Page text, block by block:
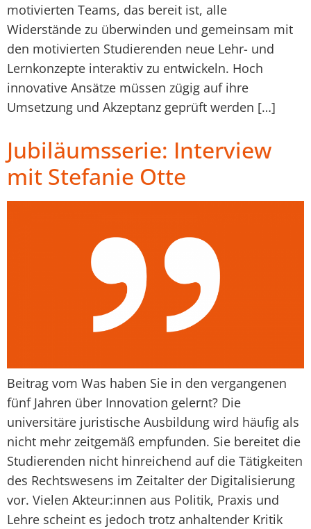
motivierten Teams, das bereit ist, alle
Widerstände zu überwinden und gemeinsam mit
den motivierten Studierenden neue Lehr- und
Lernkonzepte interaktiv zu entwickeln. Hoch
innovative Ansätze müssen zügig auf ihre
Umsetzung und Akzeptanz geprüft werden […]
Jubiläumsserie: Interview
mit Stefanie Otte
Beitrag vom Was haben Sie in den vergangenen
fünf Jahren über Innovation gelernt? Die
universitäre juristische Ausbildung wird häufig als
nicht mehr zeitgemäß empfunden. Sie bereitet die
Studierenden nicht hinreichend auf die Tätigkeiten
des Rechtswesens im Zeitalter der Digitalisierung
vor. Vielen Akteur:innen aus Politik, Praxis und
Lehre scheint es jedoch trotz anhaltender Kritik